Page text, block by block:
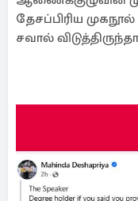
தேசப்பிரிய
சவால்